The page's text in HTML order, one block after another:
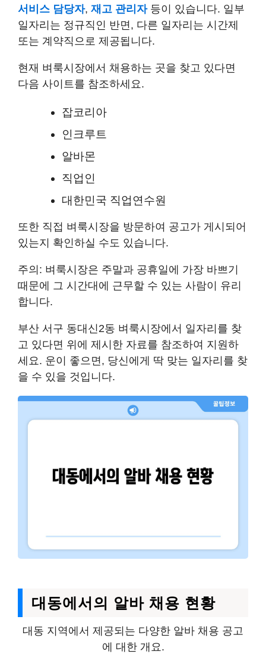
서비스 담당자, 재고 관리자등이 있습니다. 일부
일자리는 정규직인 반면, 다른 일자리는 시간제
또는 계약직으로 제공됩니다.
현재 벼룩시장에서 채용하는 곳을 찾고 있다면
다음 사이트를 참조하세요.
잡코리아
인크루트
알바몬
직업인
대한민국 직업연수원
또한 직접 벼룩시장을 방문하여 공고가 게시되어
있는지 확인하실 수도 있습니다.
주의 : 벼룩시장은 주말과 공휴일에 가장 바쁘기
때문에 그 시간대에 근무할 수 있는 사람이 유리
합니다.
부산 서구 동대신2동 벼룩시장에서 일자리를 찾
고 있다면 위에 제시한 자료를 참조하여 지원하
세요. 운이 좋으면, 당신에게 딱 맞는 일자리를 찾
을 수 있을 것입니다.
대동에서의 알바 채용 현황
대동 지역에서 제공되는 다양한 알바 채용 공고
에 대한 개요.